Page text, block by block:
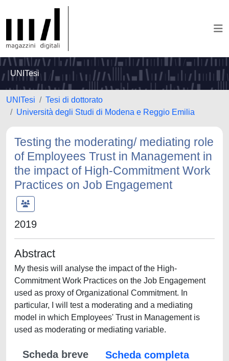
UNITesi
UNITesi
Tesi di dottorato
Università degli Studi di Modena e Reggio Emilia
Testing the moderating/ mediating role
of Employees Trust in Management in
the impact of High-Commitment Work
Practices on Job Engagement
2019
Abstract
My thesis will analyse the impact of the High-
Commitment Work Practices on the Job Engagement
used as proxy of Organizational Commitment. In
particular, I will test a moderating and a mediating
model in which Employees' Trust in Management is
used as moderating or mediating variable.
Scheda breve
Scheda completa